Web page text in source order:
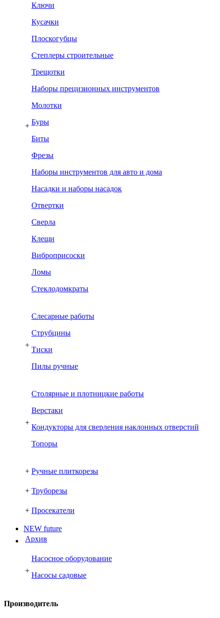
+
Ключи
Кусачки
Плоскогубцы
Степлеры строительные
Трещотки
Наборы прецизионных инструментов
Молотки
Буры
Биты
Фрезы
Наборы инструментов для авто и дома
Насадки и наборы насадок
Отвертки
Сверла
Клещи
Виброприсоски
Ломы
Стеклодомкраты
+
Слесарные работы
Струбцины
Тиски
Пилы ручные
+
Столярные и плотницкие работы
Верстаки
Кондукторы для сверления наклонных отверстий
Топоры
+ Ручные плиткорезы
+ Труборезы
+ Просекатели
NEW future
Архив
+
Насосное оборудование
Насосы садовые
Производитель